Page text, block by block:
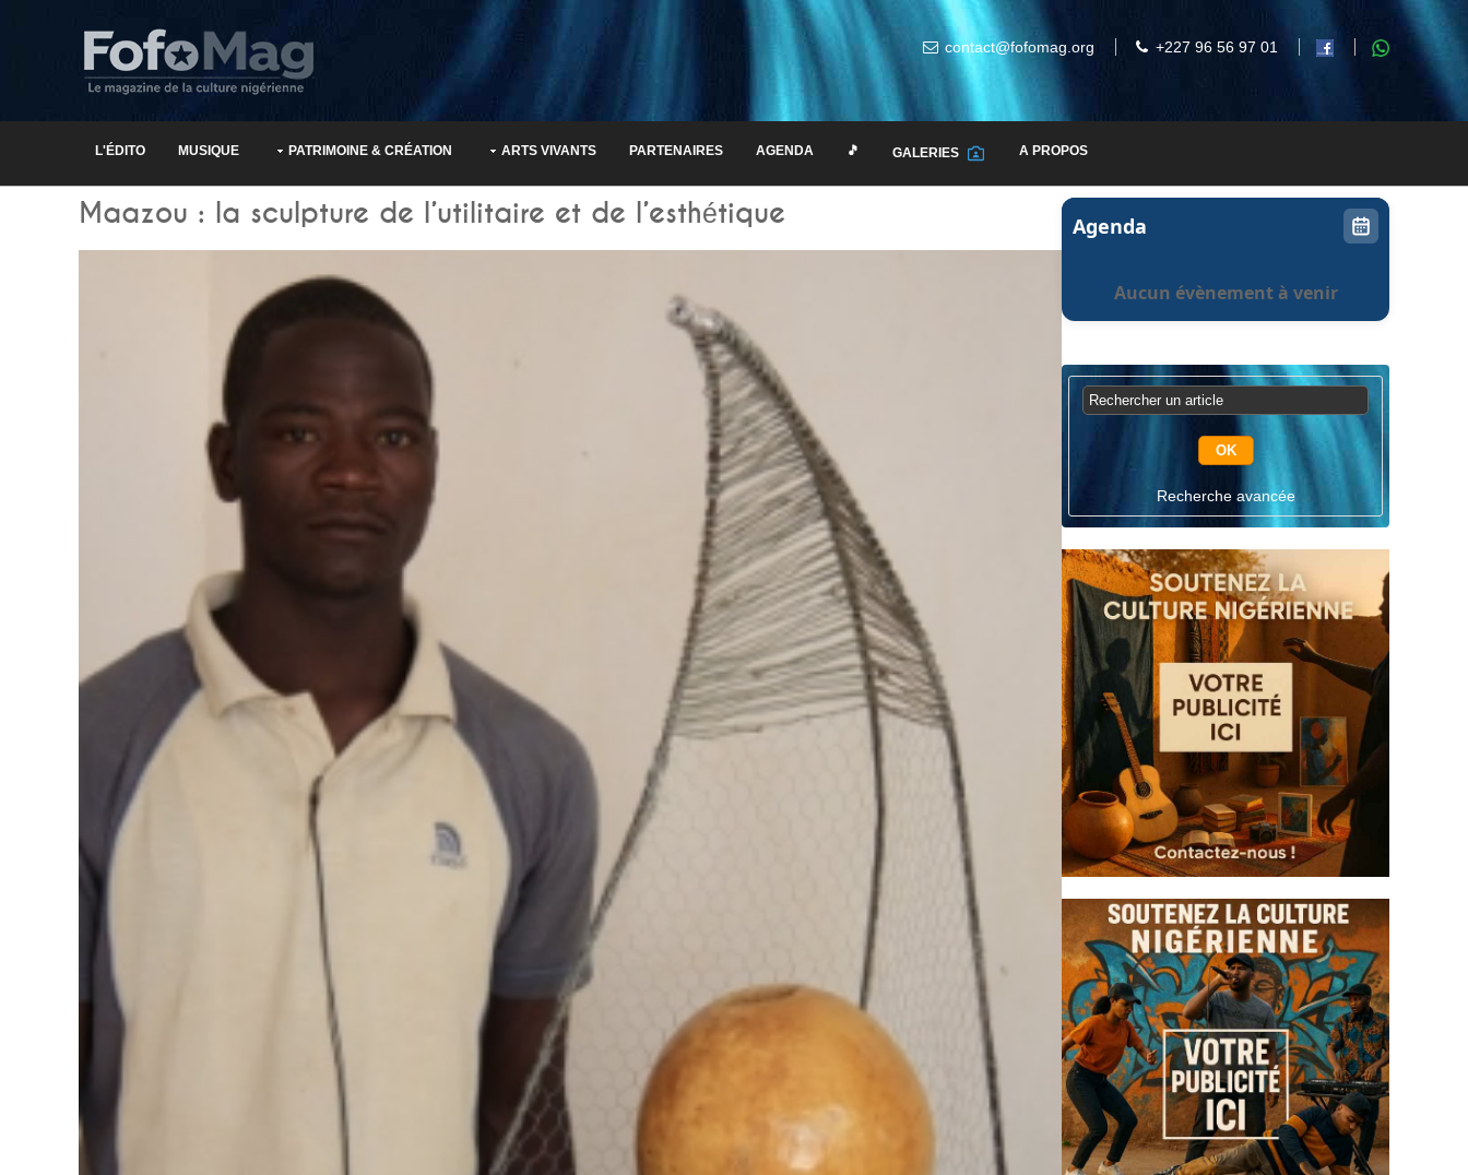
contact@fofomag.org +227 96 56 97 01
L'ÉDITO MUSIQUE PATRIMOINE & CRÉATION ARTS VIVANTS PARTENAIRES AGENDA 🎵 GALERIES A PROPOS
Maazou : la sculpture de l’utilitaire et de l’esthétique Agenda
Aucun évènement à venir
Recherche avancée